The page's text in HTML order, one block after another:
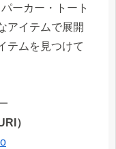
ーカー・トート
アイテムで展開
テムを見つけて
）